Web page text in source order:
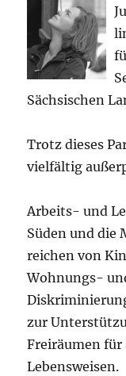
Sächsischen
Trotz dieses
vielfältig
Arbeits- und
Süden und die
reichen von
Wohnungs-
zur
Freiräumen
Lebensweisen.